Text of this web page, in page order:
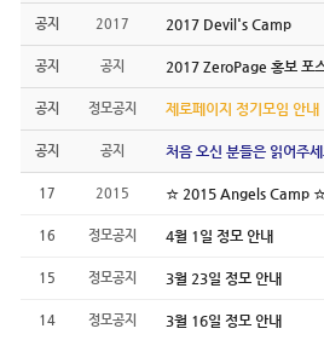
공지 2017 2017 Devil's Camp
공지 공지 2017 ZeroPage 홍보 포
공지 정모공지 제로페이지 정기모임 안내
공지 공지 처음 오신 분들은 읽어주세
17 2015 ☆ 2015 Angels Camp
16 정모공지 4월 1일 정모 안내
15 정모공지 3월 23일 정모 안내
14 정모공지 3월 16일 정모 안내